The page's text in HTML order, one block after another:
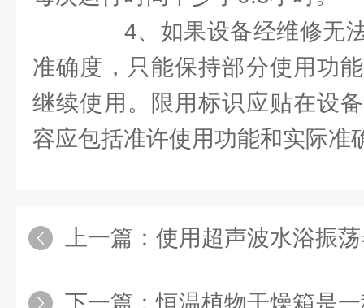
4、如果设备经维修无法
准确度，只能保持部分使用功
继续使用。限用标识应贴在设
容应包括准许使用功能和实际准
上一篇： 使用超声波水浴振荡
下一篇：恒温植物干燥箱是一种